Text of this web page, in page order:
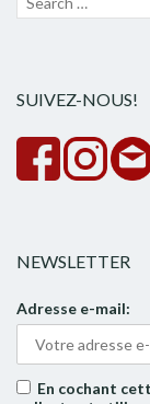
SUIVEZ-NOUS!
NEWSLETTER
Adresse e-mail:
En cochant